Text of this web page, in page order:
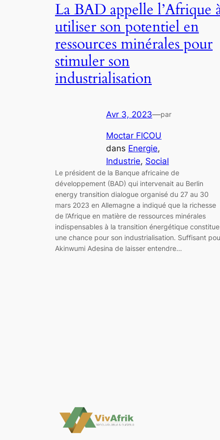
La BAD appelle l’Afrique
utiliser son potentiel en
ressources minérales pour
stimuler son
industrialisation
Avr 3, 2023—par
Moctar FICOU
dans Energie
Industrie, Social
Le président de la Banque africaine de
développement (BAD) qui intervenait au Berlin
energy transition dialogue organisé du 27 au 30
mars 2023 en Allemagne a indiqué que la richesse
de l’Afrique en matière de ressources minérales
indispensables à la transition énergétique constitue
une chance pour son industrialisation. Suffisant
Akinwumi Adesina de laisser entendre…